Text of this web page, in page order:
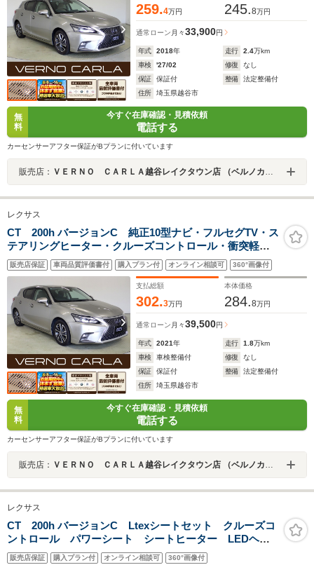
259.4万円 245.8万円
通常ローン 月々33,900円
年式 2018年 走行 2.4万km
車検
'27/02 修復
なし
保証
保証付 整備
法定整備付
住所
埼玉県越谷市
無
料
今すぐ在庫確認・見積依頼
電話する
カーセンサーアフター保証がBプランに付いています
販売店： ＶＥＲＮＯ ＣＡＲＬＡ越谷レイクタウン店 （ベルノカーラ越谷レイクタウン店）
レクサス
CT 200h バージョンC 純正10型ナビ・フルセグTV・ス
テアリングヒーター・クルーズコントロール・衝突軽減
ブレーキ・レーンキープ・バックカメラ・クリアランス
ソナー・純正16インチアルミホイール・パワーシート・
LEDヘッドライト・ETC
販売店保証 車両品質評価書付 購入プラン付 オンライン相談可 360°画像付
支払総額
302.3万円
本体価格
284.8万円
通常ローン 月々39,500円
年式 2021年 走行 1.8万km
車検
車検整備付 修復
なし
保証
保証付 整備
法定整備付
住所
埼玉県越谷市
無
料
今すぐ在庫確認・見積依頼
電話する
カーセンサーアフター保証がBプランに付いています
販売店： ＶＥＲＮＯ ＣＡＲＬＡ越谷レイクタウン店 （ベルノカーラ越谷レイクタウン店）
レクサス
CT 200h バージョンC Ltexシートセット クルーズコ
ントロール パワーシート シートヒーター LEDヘッ
ド オートライト オートエアコン 純正16インチアル
販売店保証 購入プラン付 オンライン相談可 360°画像付